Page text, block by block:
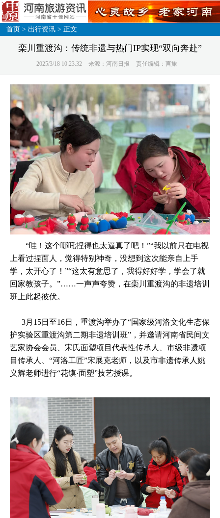
首页 >出行资讯 > 正文
栾川重渡沟：传统非遗与热门IP实现“双向奔赴”
2025/3/18 10:23:32 来源：河南日报 责任编辑：言旅
“哇！这个哪吒捏得也太逼真了吧！”“我以前只在电视
上看过捏面人，觉得特别神奇，没想到这次能亲自上手
学，太开心了！”“这太有意思了，我得好好学，学会了就
回家教孩子。”……一声声夸赞，在栾川重渡沟的非遗培训
班上此起彼伏。
3月15日至16日，重渡沟举办了“国家级河洛文化生态保
护实验区重渡沟第二期非遗培训班”，并邀请河南省民间文
艺家协会会员、宋氏面塑项目代表性传承人、市级非遗项
目传承人、“河洛工匠”宋展克老师，以及市非遗传承人姚
义辉老师进行“花馍·面塑”技艺授课。